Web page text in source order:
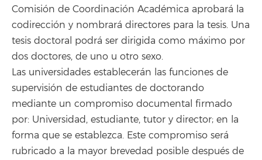
Comisión de Coordinación Académica aprobará la
codirección y nombrará directores para la tesis. Una
tesis doctoral podrá ser dirigida como máximo por
dos doctores, de uno u otro sexo.
Las universidades establecerán las funciones de
supervisión de estudiantes de doctorando
mediante un compromiso documental firmado
por: Universidad, estudiante, tutor y director; en la
forma que se establezca. Este compromiso será
rubricado a la mayor brevedad posible después de